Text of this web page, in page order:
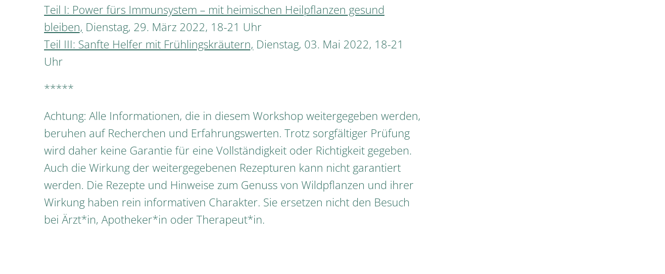
Teil I: Power fürs Immunsystem – mit heimischen Heilpflanzen gesund
bleiben, Dienstag, 29. März 2022, 18-21 Uhr
Teil III: Sanfte Helfer mit Frühlingskräutern, Dienstag, 03. Mai 2022, 18-21
Uhr
*****
Achtung: Alle Informationen, die in diesem Workshop weitergegeben werden,
beruhen auf Recherchen und Erfahrungswerten. Trotz sorgfältiger Prüfung
wird daher keine Garantie für eine Vollständigkeit oder Richtigkeit gegeben.
Auch die Wirkung der weitergegebenen Rezepturen kann nicht garantiert
werden. Die Rezepte und Hinweise zum Genuss von Wildpflanzen und ihrer
Wirkung haben rein informativen Charakter. Sie ersetzen nicht den Besuch
bei Ärzt*in, Apotheker*in oder Therapeut*in.